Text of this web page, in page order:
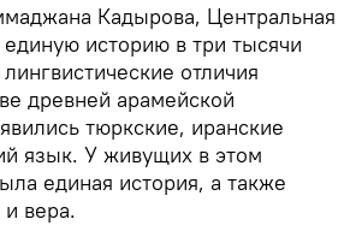
Кадырова, Центральная
историю в три тысячи
отличия
древней арамейской
тюркские, иранские
язык. У живущих в этом
единая история, а также
и вера.